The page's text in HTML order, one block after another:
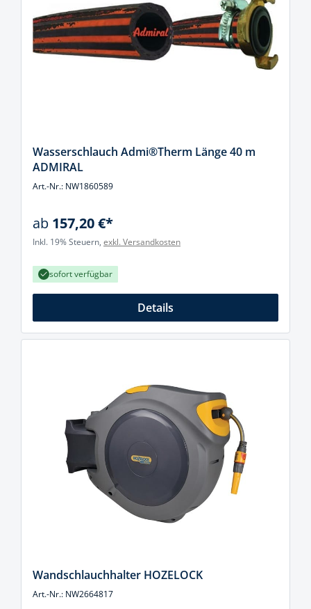
Wasserschlauch Admi®Therm Länge 40 m
ADMIRAL
Art.-Nr.: NW1860589
ab 157,20 €*
Inkl. 19% Steuern, exkl. Versandkosten
sofort verfügbar
Details
Wandschlauchhalter HOZELOCK
Art.-Nr.: NW2664817